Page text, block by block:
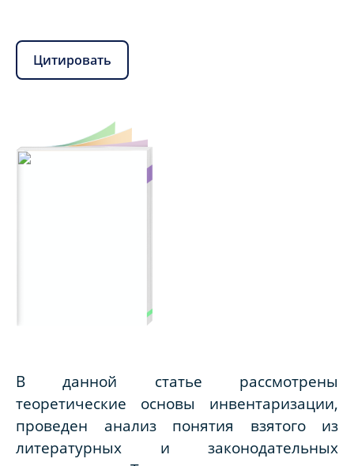
Цитировать
В данной статье рассмотрены
теоретические основы инвентаризации,
проведен анализ понятия взятого из
литературных и законодательных